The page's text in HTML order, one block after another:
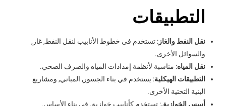
التطبيقات
نقل النفط والغاز: تستخدم في خطوط الأنابيب لنقل النفط, غاز,
والسوائل الأخرى.
نقل المياه: مناسبة لأنظمة إمدادات المياه والصرف الصحي.
التطبيقات الهيكلية: يستخدم في بناء الجسور, المباني, ومشاريع
البنية التحتية الأخرى.
أسس الخوازيق: تستخدم كأنابيب خوازيق في بناء الأساس.